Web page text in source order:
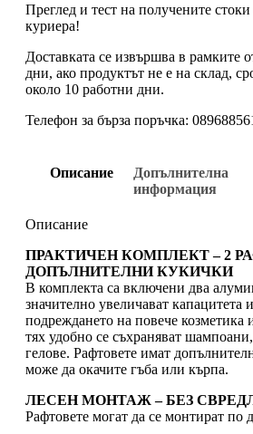
Преглед и тест на получените
куриера!
Доставката се извършва в рамките
дни, ако продуктът не е на склад,
около 10 работни дни.
Телефон за бърза поръчка:
Описание
Допълнителна
информация
Описание
ПРАКТИЧЕН КОМПЛЕКТ – 2
ДОПЪЛНИТЕЛНИ КУКИЧКИ
В комплекта са включени два
значително увеличават капацитета
подреждането на повече
тях удобно се съхраняват
гелове. Рафтовете имат
може да окачите гъба или кърпа.
ЛЕСЕН МОНТАЖ – БЕЗ
Рафтовете могат да се монтират по